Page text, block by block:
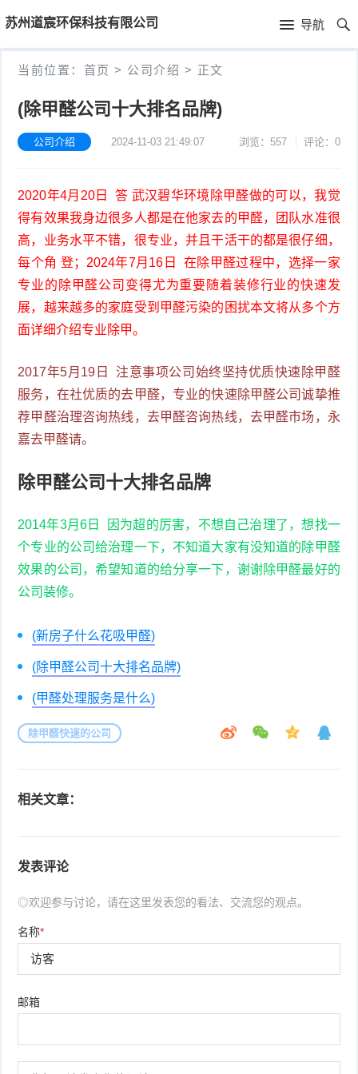
苏州道宸环保科技有限公司 导航
首
页
首
当前位置： 首页 > 公司介绍 > 正文
(除甲醛公司十大排名品牌)
公司介绍 2024-11-03 21:49:07 浏览：557 评论：0
2020年4月20日 答 武汉碧华环境除甲醛做的可以，我觉
得有效果我身边很多人都是在他家去的甲醛，团队水准很
高，业务水平不错，很专业，并且干活干的都是很仔细，
每个角 登；2024年7月16日 在除甲醛过程中，选择一家
专业的除甲醛公司变得尤为重要随着装修行业的快速发
展，越来越多的家庭受到甲醛污染的困扰本文将从多个方
面详细介绍专业除甲。
2017年5月19日 注意事项公司始终坚持优质快速除甲醛
服务，在社优质的去甲醛，专业的快速除甲醛公司诚挚推
荐甲醛治理咨询热线，去甲醛咨询热线，去甲醛市场，永
嘉去甲醛请。
除甲醛公司十大排名品牌
2014年3月6日 因为超的厉害，不想自己治理了，想找一
个专业的公司给治理一下，不知道大家有没知道的除甲醛
效果的公司，希望知道的给分享一下，谢谢除甲醛最好的
公司装修。
(新房子什么花吸甲醛)
(除甲醛公司十大排名品牌)
(甲醛处理服务是什么)
除甲醛快速的公司
相关文章：
发表评论
◎欢迎参与讨论，请在这里发表您的看法、交流您的观点。
名称*
邮箱